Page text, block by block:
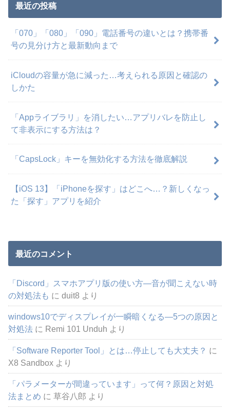
最近の投稿
「070」「080」「090」電話番号の違いとは？携帯番
号の見分け方と最新動向まで
iCloudの容量が急に減った…考えられる原因と確認の
しかた
「Appライブラリ」を消したい…アプリバレを防止し
て非表示にする方法は？
「CapsLock」キーを無効化する方法を徹底解説
【iOS 13】「iPhoneを探す」はどこへ…？新しくなっ
た「探す」アプリを紹介
最近のコメント
「Discord」スマホアプリ版の使い方―音が聞こえない時
の対処法も にduit8 より
windows10でディスプレイが一瞬暗くなる―5つの原因と
対処法 に Remi 101 Unduh より
「Software Reporter Tool」とは…停止しても大丈夫？ に
X8 Sandbox より
「パラメーターが間違っています」って何？原因と対処
法まとめ に草谷八郎 より